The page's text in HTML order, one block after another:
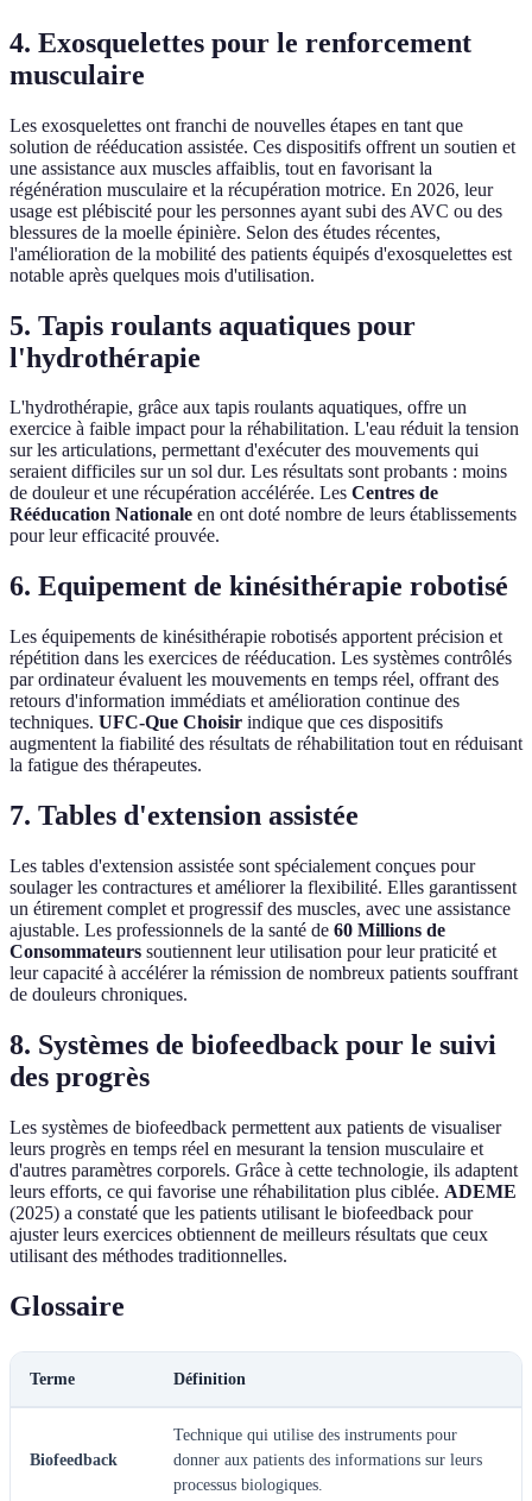
4. Exosquelettes pour le renforcement
musculaire
Les exosquelettes ont franchi de nouvelles étapes en tant que
solution de rééducation assistée. Ces dispositifs offrent un soutien et
une assistance aux muscles affaiblis, tout en favorisant la
régénération musculaire et la récupération motrice. En 2026, leur
usage est plébiscité pour les personnes ayant subi des AVC ou des
blessures de la moelle épinière. Selon des études récentes,
l'amélioration de la mobilité des patients équipés d'exosquelettes est
notable après quelques mois d'utilisation.
5. Tapis roulants aquatiques pour
l'hydrothérapie
L'hydrothérapie, grâce aux tapis roulants aquatiques, offre un
exercice à faible impact pour la réhabilitation. L'eau réduit la tension
sur les articulations, permettant d'exécuter des mouvements qui
seraient difficiles sur un sol dur. Les résultats sont probants : moins
de douleur et une récupération accélérée. Les Centres de
Rééducation Nationale en ont doté nombre de leurs établissements
pour leur efficacité prouvée.
6. Equipement de kinésithérapie robotisé
Les équipements de kinésithérapie robotisés apportent précision et
répétition dans les exercices de rééducation. Les systèmes contrôlés
par ordinateur évaluent les mouvements en temps réel, offrant des
retours d'information immédiats et amélioration continue des
techniques. UFC-Que Choisir indique que ces dispositifs
augmentent la fiabilité des résultats de réhabilitation tout en réduisant
la fatigue des thérapeutes.
7. Tables d'extension assistée
Les tables d'extension assistée sont spécialement conçues pour
soulager les contractures et améliorer la flexibilité. Elles garantissent
un étirement complet et progressif des muscles, avec une assistance
ajustable. Les professionnels de la santé de 60 Millions de
Consommateurs soutiennent leur utilisation pour leur praticité et
leur capacité à accélérer la rémission de nombreux patients souffrant
de douleurs chroniques.
8. Systèmes de biofeedback pour le suivi
des progrès
Les systèmes de biofeedback permettent aux patients de visualiser
leurs progrès en temps réel en mesurant la tension musculaire et
d'autres paramètres corporels. Grâce à cette technologie, ils adaptent
leurs efforts, ce qui favorise une réhabilitation plus ciblée. ADEME
(2025) a constaté que les patients utilisant le biofeedback pour
ajuster leurs exercices obtiennent de meilleurs résultats que ceux
utilisant des méthodes traditionnelles.
Glossaire
Terme Définition
Biofeedback
Technique qui utilise des instruments pour
donner aux patients des informations sur leurs
processus biologiques.